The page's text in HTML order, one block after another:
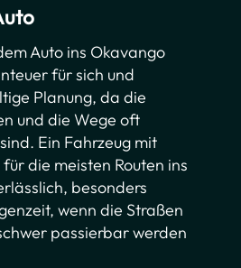
Auto ins Okavango
für sich und
Planung, da die
und die Wege oft
Ein Fahrzeug mit
die meisten Routen ins
besonders
wenn die Straßen
passierbar werden